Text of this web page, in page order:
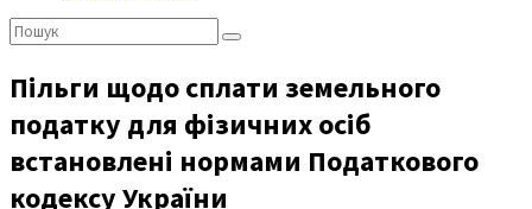
Пошук:
Пільги щодо сплати земельного
податку для фізичних осіб
встановлені нормами Податкового
кодексу України